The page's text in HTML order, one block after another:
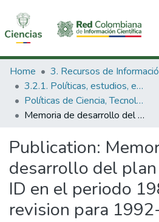
Communities & Collections
All of DSpace
Statistics
Home
3.2.1. Políticas, estudios, evaluaciones e indicadores de CTeI
Políticas de Ciencia, Tecnología e Innovación
Memoria de desarrollo del plan nacional de ID en el periodo 1988-1990 y revision para 1992-1995.
Publication:
desarrollo del
ID en el periodo
revision para